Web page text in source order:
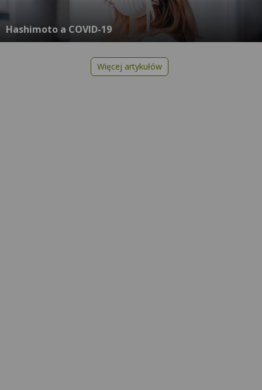
Hashimoto a COVID-19
Więcej artykułów